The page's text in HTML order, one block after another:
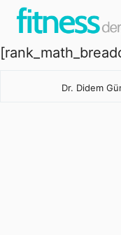
İçeriğe
atla
Dr. Didem